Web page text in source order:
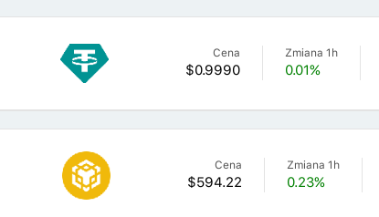
Cena
$0.9990
Zmiana 1h
0.01%
Cena
$594.22
Zmiana 1h
0.23%